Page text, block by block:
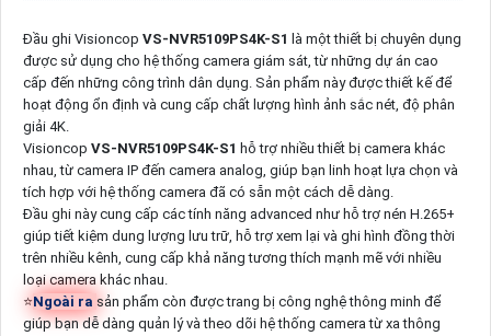
Đầu ghi Visioncop VS-NVR5109PS4K-S1 là một thiết bị chuyên dụng
được sử dụng cho hệ thống camera giám sát, từ những dự án cao
cấp đến những công trình dân dụng. Sản phẩm này được thiết kế để
hoạt động ổn định và cung cấp chất lượng hình ảnh sắc nét, độ phân
giải 4K.
Visioncop VS-NVR5109PS4K-S1 hỗ trợ nhiều thiết bị camera khác
nhau, từ camera IP đến camera analog, giúp bạn linh hoạt lựa chọn và
tích hợp với hệ thống camera đã có sẵn một cách dễ dàng.
Đầu ghi này cung cấp các tính năng advanced như hỗ trợ nén H.265+
giúp tiết kiệm dung lượng lưu trữ, hỗ trợ xem lại và ghi hình đồng thời
trên nhiều kênh, cung cấp khả năng tương thích mạnh mẽ với nhiều
loại camera khác nhau.
⭐Ngoài ra sản phẩm còn được trang bị công nghệ thông minh để
giúp bạn dễ dàng quản lý và theo dõi hệ thống camera từ xa thông